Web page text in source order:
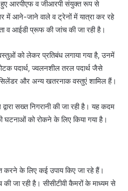
हुए आरपीएफ व जीआरपी संयुक्त रूप से
में आने-जाने वाले व ट्रेनों में यात्रा कर रहे
व आईडी प्रूफ की जांच की जा रही है।
को लेकर प्रतिबंध लगाया गया है, उनमें
पदार्थ, ज्वलनशील तरल पदार्थ जैसे
और अन्य खतरनाक वस्तुएं शामिल हैं।
सख्त निगरानी की जा रही है। यह कदम
घटनाओं को रोकने के लिए किया गया है।
करने के लिए कई उपाय किए जा रहे हैं।
की जा रही है। सीसीटीवी कैमरों के माध्यम से